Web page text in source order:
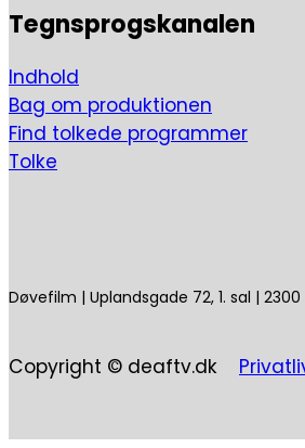
Mænd i dag: Følelser
Mads Gotfredsen har samlet
Tegnsprogskanalen
Indhold
Bag om produktionen
Find tolkede programmer
Tolke
Døvefilm | Uplandsgade 72, 1. sal |
Copyright © deaftv.dk